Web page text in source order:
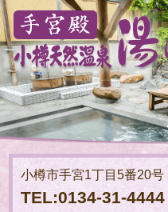
小樽市手宮1丁目5番20号
TEL:0134-31-4444